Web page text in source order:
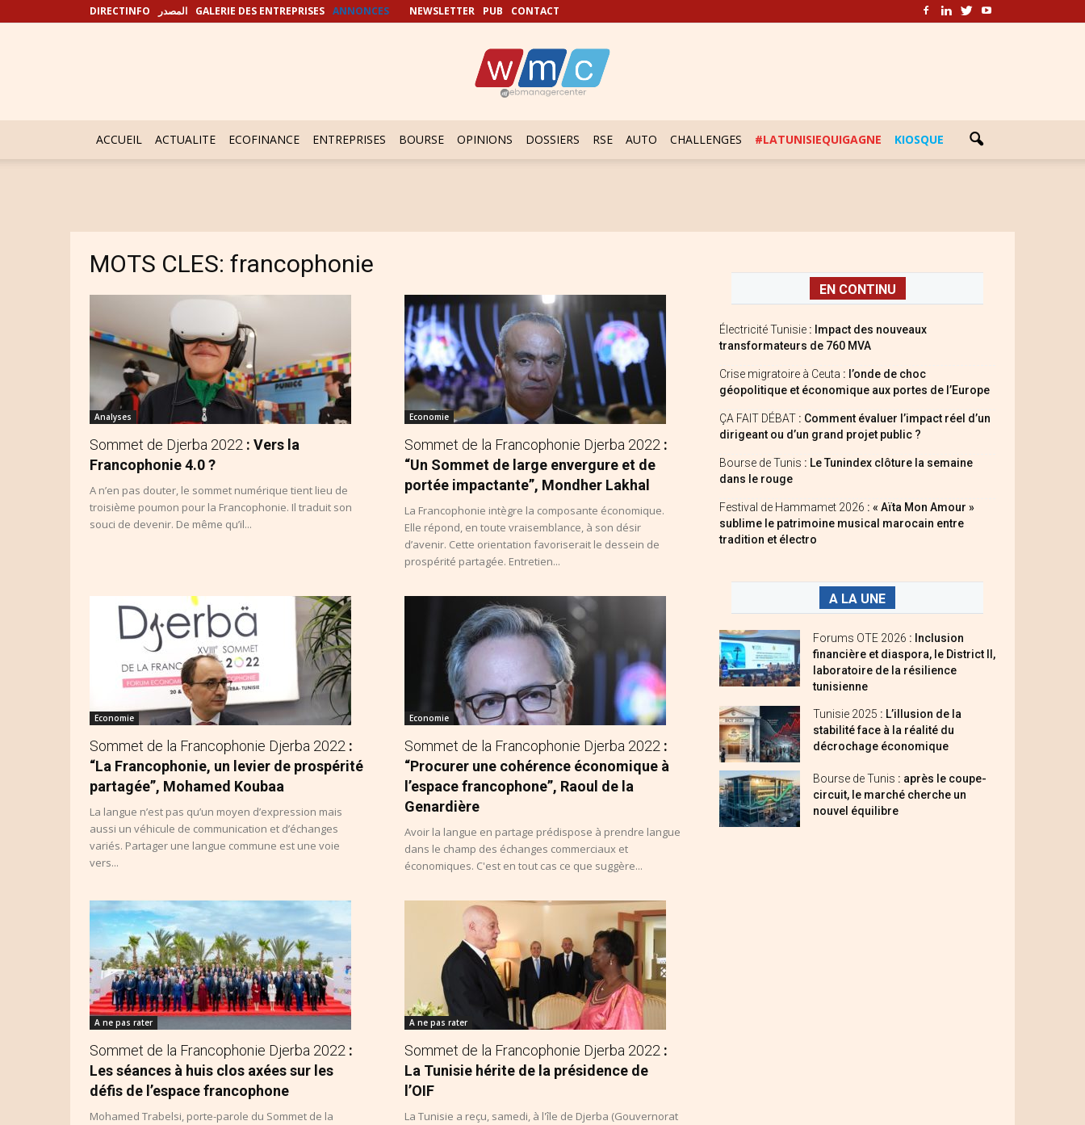
DIRECTINFO المصدر GALERIE DES ENTREPRISES ANNONCES NEWSLETTER PUB CONTACT
ACCUEIL ACTUALITE ECOFINANCE ENTREPRISES BOURSE OPINIONS DOSSIERS RSE AUTO CHALLENGES #LATUNISIEQUIGAGNE KIOSQUE
MOTS CLES: francophonie
Analyses
Sommet de Djerba 2022 : Vers la
Francophonie 4.0 ?
A n’en pas douter, le sommet numérique tient lieu de
troisième poumon pour la Francophonie. Il traduit son
souci de devenir. De même qu’il...
Economie
Sommet de la Francophonie Djerba 2022 :
“Un Sommet de large envergure et de
portée impactante”, Mondher Lakhal
La Francophonie intègre la composante économique.
Elle répond, en toute vraisemblance, à son désir
d’avenir. Cette orientation favoriserait le dessein de
prospérité partagée. Entretien...
Economie
Sommet de la Francophonie Djerba 2022 :
“La Francophonie, un levier de prospérité
partagée”, Mohamed Koubaa
La langue n’est pas qu’un moyen d’expression mais
aussi un véhicule de communication et d’échanges
variés. Partager une langue commune est une voie
vers...
Economie
Sommet de la Francophonie Djerba 2022 :
“Procurer une cohérence économique à
l’espace francophone”, Raoul de la
Genardière
Avoir la langue en partage prédispose à prendre langue
dans le champ des échanges commerciaux et
économiques. C'est en tout cas ce que suggère...
A ne pas rater
Sommet de la Francophonie Djerba 2022 :
Les séances à huis clos axées sur les
défis de l’espace francophone
Mohamed Trabelsi, porte-parole du Sommet de la
A ne pas rater
Sommet de la Francophonie Djerba 2022 :
La Tunisie hérite de la présidence de
l’OIF
La Tunisie a reçu, samedi, à l'île de Djerba (Gouvernorat
EN CONTINU
Électricité Tunisie : Impact des nouveaux
transformateurs de 760 MVA
Crise migratoire à Ceuta : l’onde de choc
géopolitique et économique aux portes de l’Europe
ÇA FAIT DÉBAT : Comment évaluer l’impact réel d’un
dirigeant ou d’un grand projet public ?
Bourse de Tunis : Le Tunindex clôture la semaine
dans le rouge
Festival de Hammamet 2026 : « Aïta Mon Amour »
sublime le patrimoine musical marocain entre
tradition et électro
A LA UNE
Forums OTE 2026 : Inclusion
financière et diaspora, le District II,
laboratoire de la résilience
tunisienne
Tunisie 2025 : L’illusion de la
stabilité face à la réalité du
décrochage économique
Bourse de Tunis : après le coupe-
circuit, le marché cherche un
nouvel équilibre